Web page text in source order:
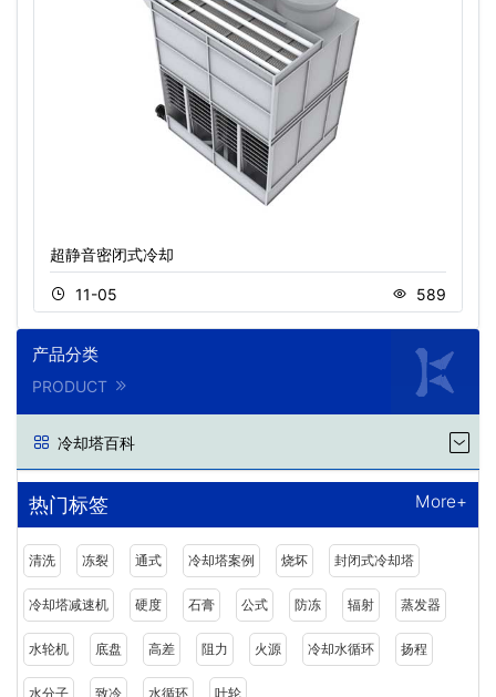
超静音密闭式冷却
11-05 589
产品分类
PRODUCT
冷却塔百科
热门标签 More+
清洗 冻裂 通式 冷却塔案例 烧坏 封闭式冷却塔
冷却塔减速机 硬度 石膏 公式 防冻 辐射 蒸发器
水轮机 底盘 高差 阻力 火源 冷却水循环 扬程
水分子 致冷 水循环 叶轮